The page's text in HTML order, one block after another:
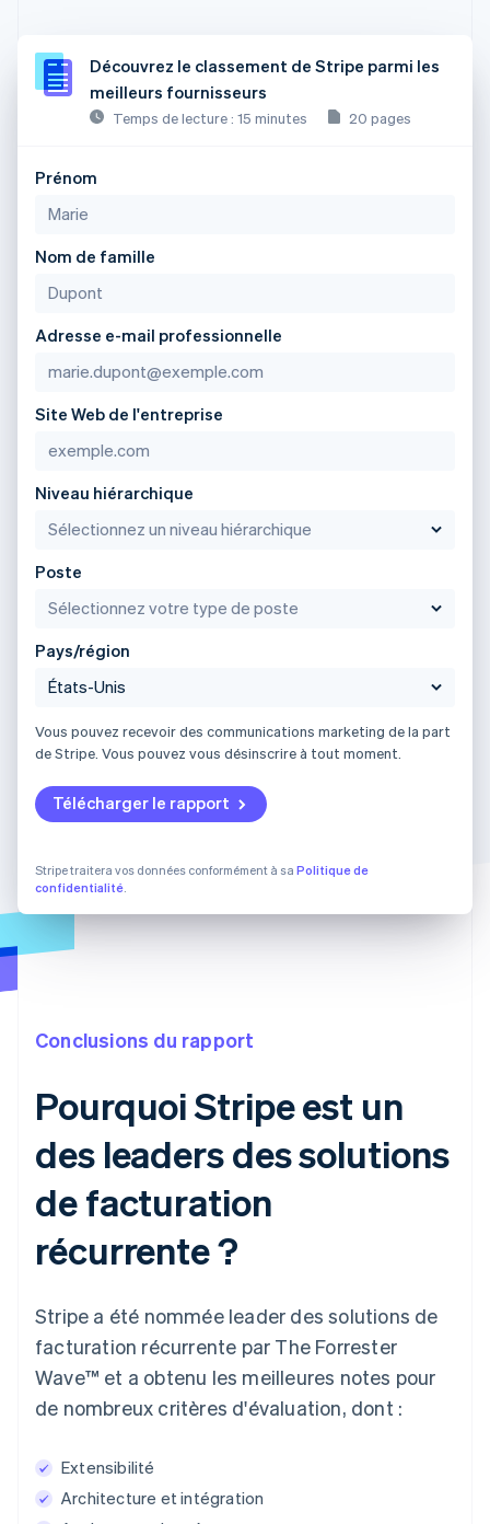
Découvrez le classement de Stripe parmi les
meilleurs fournisseurs
Temps de lecture : 15 minutes 20 pages
Prénom
Nom de famille
Adresse e-mail professionnelle
Site Web de l'entreprise
Niveau hiérarchique
Poste
Pays/région
Vous pouvez recevoir des communications marketing de la part
de Stripe. Vous pouvez vous désinscrire à tout moment.
Télécharger le rapport
Stripe traitera vos données conformément à sa Politique de
confidentialité
Conclusions du rapport
Pourquoi Stripe est un
des leaders des solutions
de facturation
récurrente ?
Stripe a été nommée leader des solutions de
facturation récurrente par The Forrester
Wave™ et a obtenu les meilleures notes pour
de nombreux critères d'évaluation, dont :
Extensibilité
Architecture et intégration